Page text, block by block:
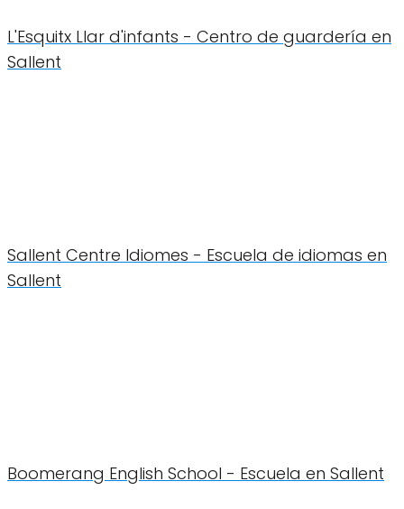
L'Esquitx Llar d'infants - Centro de guardería en
Sallent
Sallent Centre Idiomes - Escuela de idiomas en
Sallent
Boomerang English School - Escuela en Sallent